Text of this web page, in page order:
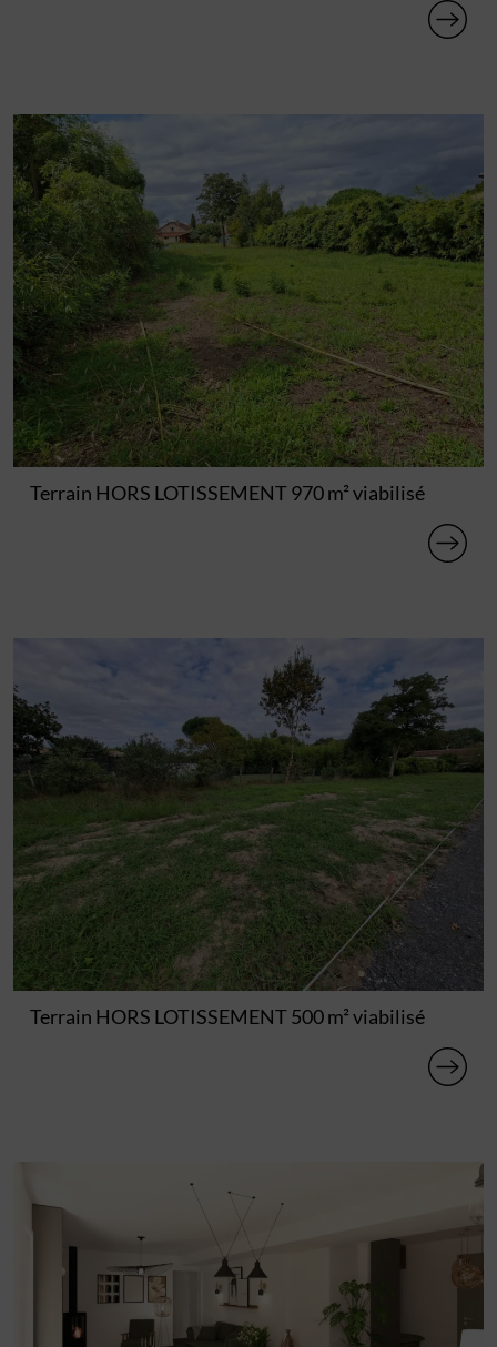
Terrain HORS LOTISSEMENT 970 m² viabilisé
Terrain HORS LOTISSEMENT 500 m² viabilisé